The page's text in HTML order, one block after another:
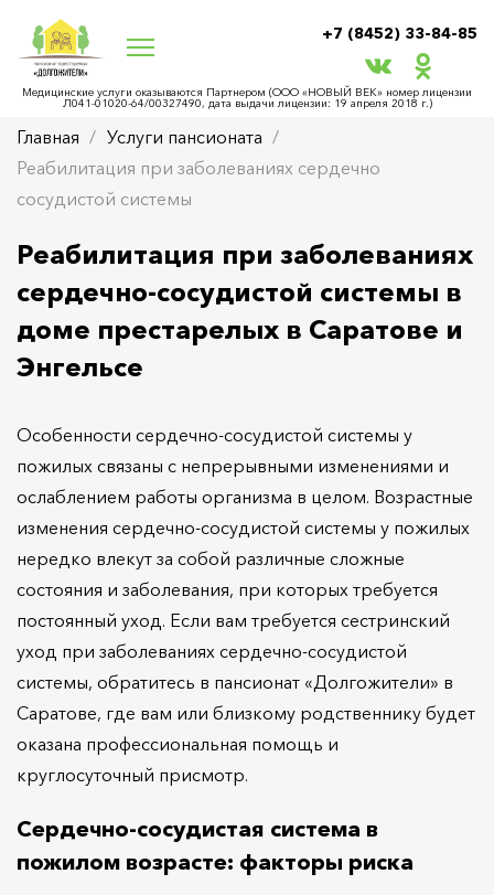
+7 (8452) 33-84-85
Медицинские услуги оказываются Партнером (ООО «НОВЫЙ ВЕК» номер лицензии
Л041-01020-64/00327490, дата выдачи лицензии: 19 апреля 2018 г.)
Главная
Услуги пансионата
Реабилитация при заболеваниях сердечно
сосудистой системы
Реабилитация при заболеваниях
сердечно-сосудистой системы в
доме престарелых в Саратове и
Энгельсе
Особенности сердечно-сосудистой системы у
пожилых связаны с непрерывными изменениями и
ослаблением работы организма в целом. Возрастные
изменения сердечно-сосудистой системы у пожилых
нередко влекут за собой различные сложные
состояния и заболевания, при которых требуется
постоянный уход. Если вам требуется сестринский
уход при заболеваниях сердечно-сосудистой
системы, обратитесь в пансионат «Долгожители» в
Саратове, где вам или близкому родственнику будет
оказана профессиональная помощь и
круглосуточный присмотр.
Сердечно-сосудистая система в
пожилом возрасте: факторы риска